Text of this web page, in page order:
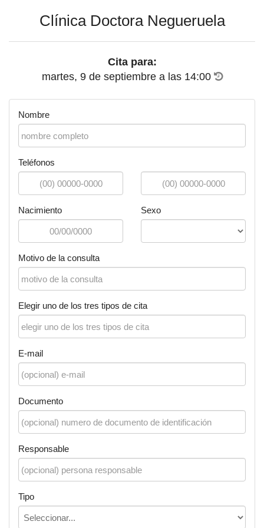
Clínica Doctora Negueruela
Cita para:
martes, 9 de septiembre a las 14:00
Nombre
Teléfonos
Nacimiento Sexo
Motivo de la consulta
Elegir uno de los tres tipos de cita
E-mail
Documento
Responsable
Tipo